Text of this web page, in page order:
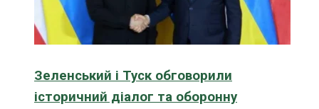
Зеленський і Туск обговорили
історичний діалог та оборонну